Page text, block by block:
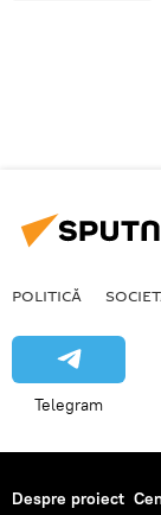
POLITICĂ
Telegram
Despre proiect